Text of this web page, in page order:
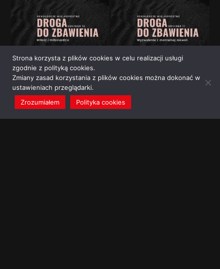
Strona korzysta z plików cookies w celu realizacji usługi
zgodnie z polityką cookies.
Zmiany zasad korzystania z plików cookies można dokonać w
ustawieniach przeglądarki.
Zrozumiałem
Polityka cookies